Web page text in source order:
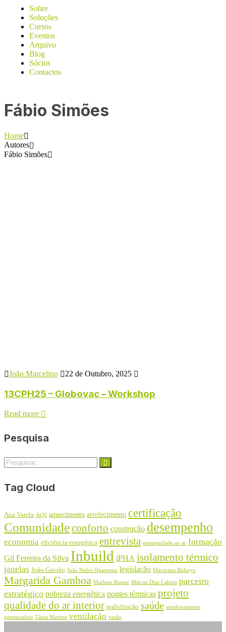
Sobre
Soluções
Cursos
Eventos
Arquivo
Blog
Sócios
Contactos
Fábio Simões
Home
Autores
Fábio Simões
João Marcelino 22 de Outubro, 2025
13CPH25 – Globovac – Workshop
Read more
Pesquisa
Tag Cloud
Ana Varela AQS aquecimento arrefecimento certificação
Comunidadeconforto construção desempenho
economia eficiência energética entrevista estanquidade ao ar formação
Gil Ferreira da Silva Inbuild iPHA isolamento térmico
janelas João Gavião João Pedro Quaresma legislação Macarena Bohoyo
Margarida Gamboa Marlene Roque Márcio Dias Caleira parceiro
estratégico pobreza energética pontes térmicas projeto
qualidade do ar interior reabilitação saúde sombreamento
testemunhos Tânia Martins ventilação verão